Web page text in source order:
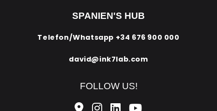
SPANIEN'S HUB
Telefon/Whatsapp +34 676 900 000
david@ink7lab.com
FOLLOW US!